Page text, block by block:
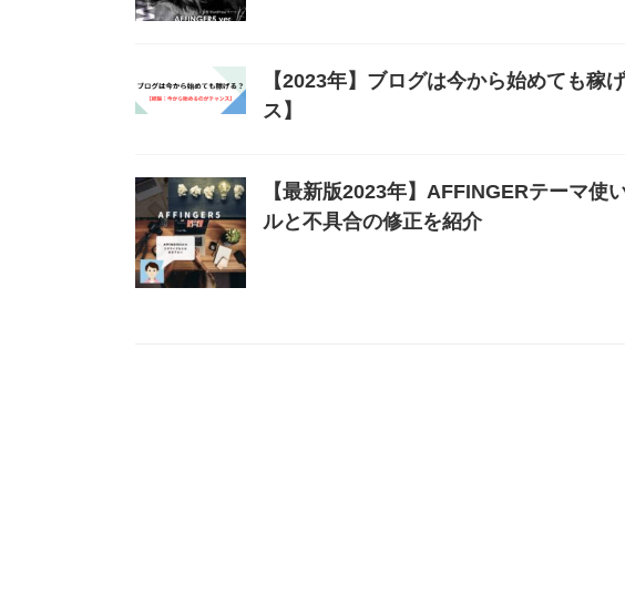
【2023年】ブログは今から始めても稼
ス】
【最新版2023年】AFFINGERテーマ
ルと不具合の修正を紹介